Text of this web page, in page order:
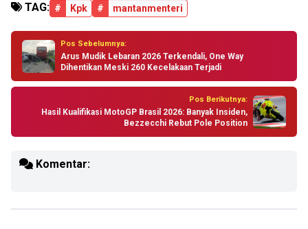
TAG: # Kpk # mantanmenteri
Pos Sebelumnya:
Arus Mudik Lebaran 2026 Terkendali, One Way
Dihentikan Meski 260 Kecelakaan Terjadi
Pos Berikutnya:
Hasil Kualifikasi MotoGP Brasil 2026: Banyak Insiden,
Bezzecchi Rebut Pole Position
Komentar: